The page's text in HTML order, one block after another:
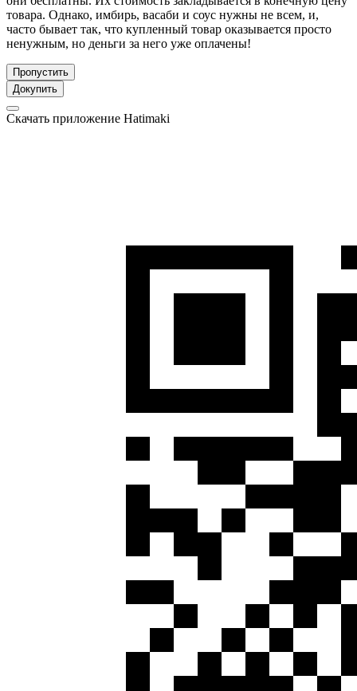
товара. Однако, имбирь, васаби и соус нужны не всем, и,
часто бывает так, что купленный товар оказывается просто
ненужным, но деньги за него уже оплачены!
Пропустить
Докупить
Скачать приложение Hatimaki